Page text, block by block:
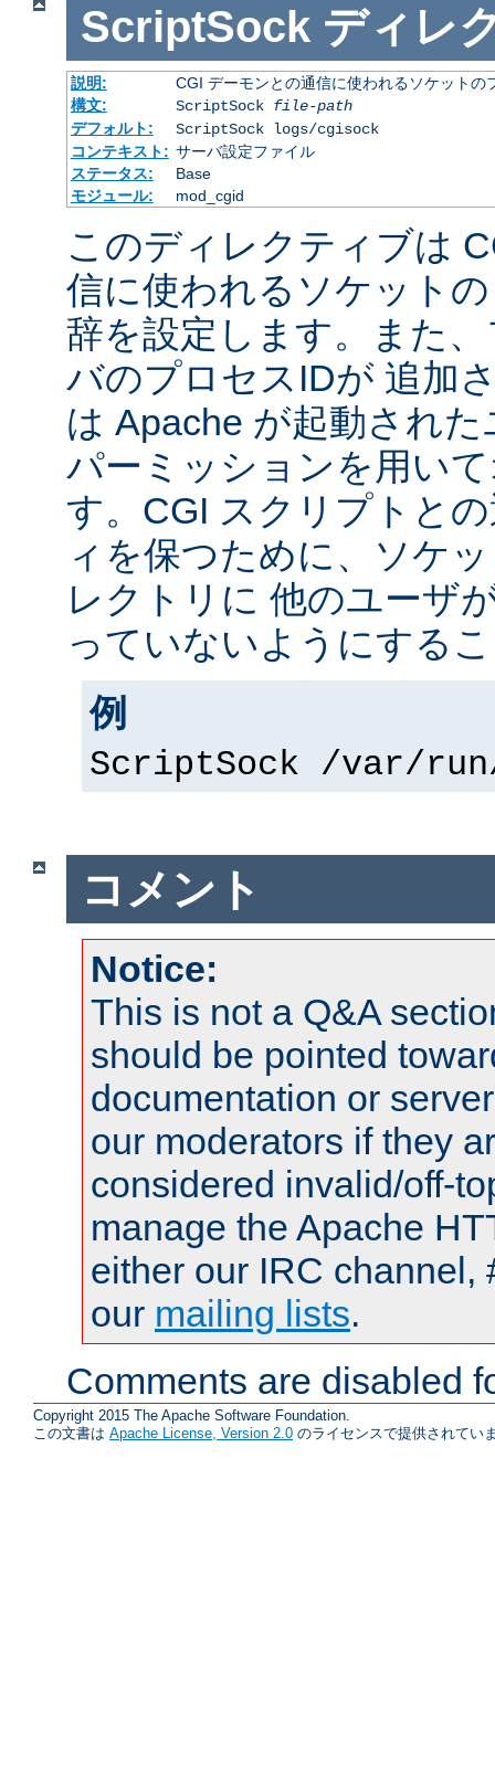
ScriptSock ディレ
説明:
CGI デーモンとの通信に使われるソケットの
構文:
ScriptSock file-path
デフォルト:
ScriptSock logs/cgisock
コンテキスト: サーバ設定ファイル
ステータス:
Base
モジュール:
mod_cgid
このディレクティブは
信に使われるソケット
辞を設定します。また
バのプロセスIDが 追加
は Apache が起動され
パーミッションを用い
す。CGI スクリプトと
ィを保つために、ソケ
レクトリに 他のユーザ
っていないようにする
例
ScriptSock /var/
コメント
Notice:
This is not a Q&A
should be pointed
documentation or
our moderators if they
considered invalid/off-
manage the Apache
either our IRC channel,
our mailing lists.
Comments are disabled
Copyright 2015 The Apache Software Foundation.
この文書は Apache License, Version 2.0 のライセンスで提供されてい